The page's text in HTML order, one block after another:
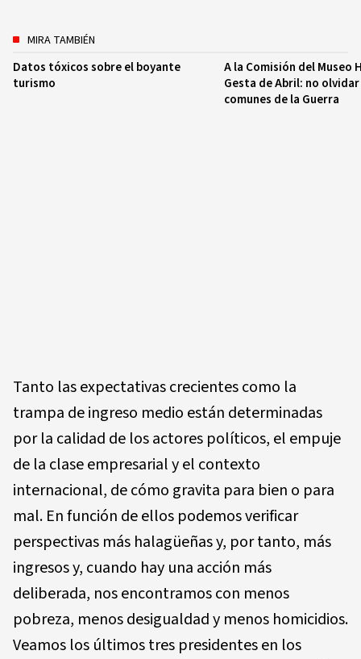
MIRA TAMBIÉN
Datos tóxicos sobre el boyante
turismo
A la Comisión del Museo
Gesta de Abril: no
comunes de la Guerra
Tanto las expectativas crecientes como la
trampa de ingreso medio están determinadas
por la calidad de los actores políticos, el empuje
de la clase empresarial y el contexto
internacional, de cómo gravita para bien o para
mal. En función de ellos podemos verificar
perspectivas más halagüeñas y, por tanto, más
ingresos y, cuando hay una acción más
deliberada, nos encontramos con menos
pobreza, menos desigualdad y menos homicidios.
Veamos los últimos tres presidentes en los